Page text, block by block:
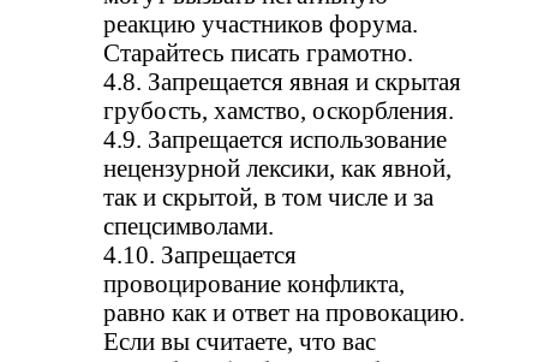
реакцию участников форума.
Старайтесь писать грамотно.
4.8. Запрещается явная и скрытая
грубость, хамство, оскорбления.
4.9. Запрещается использование
нецензурной лексики, как явной,
так и скрытой, в том числе и за
спецсимволами.
4.10. Запрещается
провоцирование конфликта,
равно как и ответ на провокацию.
Если вы считаете, что вас